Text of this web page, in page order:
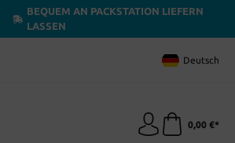
BEQUEM AN PACKSTATION LIEFERN
LASSEN
Deutsch
0,00 €*